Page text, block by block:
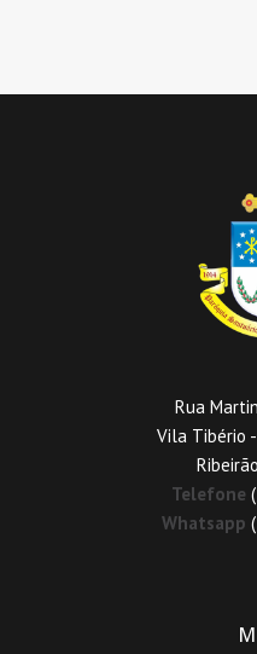
Rua
Vila Tibério
Telefone
Whatsapp